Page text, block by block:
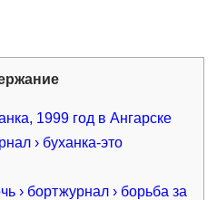
1999 год в Ангарске
› буханка-это
› бортжурнал › борьба за